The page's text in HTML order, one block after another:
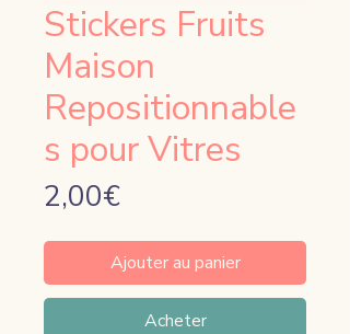
Stickers Fruits
Maison
Repositionnable
s pour Vitres
2,00€Price
Ajouter au panier
Acheter